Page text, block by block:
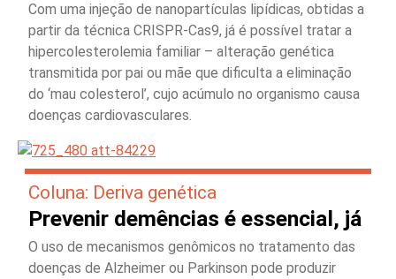
Com uma injeção de nanopartículas lipídicas, obtidas a
partir da técnica CRISPR-Cas9, já é possível tratar a
hipercolesterolemia familiar – alteração genética
transmitida por pai ou mãe que dificulta a eliminação
do ‘mau colesterol’, cujo acúmulo no organismo causa
doenças cardiovasculares.
Coluna: Deriva genética
Prevenir demências é essencial, já
O uso de mecanismos genômicos no tratamento das
doenças de Alzheimer ou Parkinson pode produzir